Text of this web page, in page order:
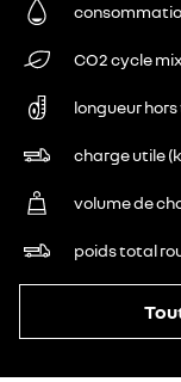
CO2 cycle
longueur
charge utile
volume de
poids total